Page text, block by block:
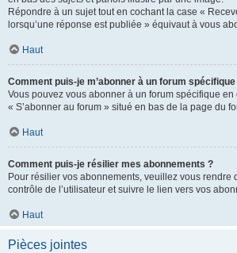
Répondre à un sujet tout en cochant la case «
lorsqu’une réponse est publiée » équivaut à vous
Haut
Comment puis-je m’abonner à un forum spécifique
Vous pouvez vous abonner à un forum spécifique
« S’abonner au forum » situé en bas de la page du
Haut
Comment puis-je résilier mes abonnements ?
Pour résilier vos abonnements, veuillez vous rendre
contrôle de l’utilisateur et suivre le lien vers vos
Haut
Pièces jointes